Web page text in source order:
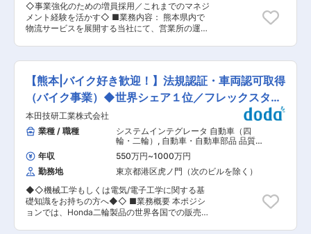
◇事業強化のための増員採用／これまでのマネジ
メント経験を活かす◇ ■業務内容： 熊本県内で
物流サービスを展開する当社にて、営業所の運営
理や顧客対応、営業所のマネジメントをお任せし
ます。 ■組織構成・採用背景 運行管理業務は20
名程度が従事しております。 ご経験に応じて部長
候補として、エリアマネジメントをお任せするこ
ともございます。 今回は事業強化のために3名の
増員採用を行います。 ■業務詳細： ・運行管理
業務（配車計画、点呼、安全管理） ・ドライバー
の勤怠管理・教育指導 ・営業所の収支管理、業績
管理 ・顧客との打ち合わせ・対応（荷主企業との
調整） ・車両管理（整備スケジュール確認など）
・所長としての組織運営（スタッフマネジメン
ト） ※業務に伴う車での外出あり（近距離メイ
ン） ■魅力： ・裁量の大きいポジション：営業
所の運営全般を担い、経営視点で業務に関われま
す ・地域密着で安定勤務：転勤なし、熊本県内の
営業所で腰を据えて働けます ・丸光グループの安
【熊本|バイク好き歓迎！】法規認証・車両認可取得
（バイク事業）◆世界シェア１位／フレックスタイ
ム制
本田技研工業株式会社
業種 / 職種
システムインテグレータ 自動車（四
輪・二輪） , 自動車・自動車部品 品質
管理（機械） 品質保証（機械）
年収 550万円~1000万円
勤務地
東京都港区虎ノ門（次のビルを除く）
◆◇機械工学もしくは電気/電子工学に関する基
礎知識をお持ちの方へ◆◇ ■業務概要 本ポジシ
ョンでは、Honda二輪製品の世界各国での販売に